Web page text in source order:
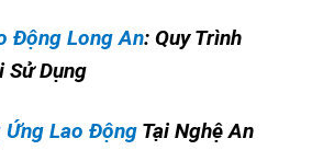
Động Long An: Quy Trình
Sử Dụng
Ứng Lao Động Tại Nghệ An